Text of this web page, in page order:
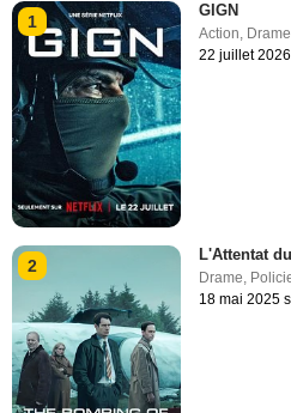
1
GIGN
Action, Drame
22 juillet
2
L'Attentat
Drame
18 mai 2025